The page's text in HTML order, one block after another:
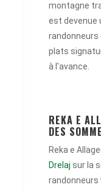
montagne
est devenue
randonneurs
plats
à l'avance.
REKA E
DES
Reka e
Drelaj sur la
randonneurs